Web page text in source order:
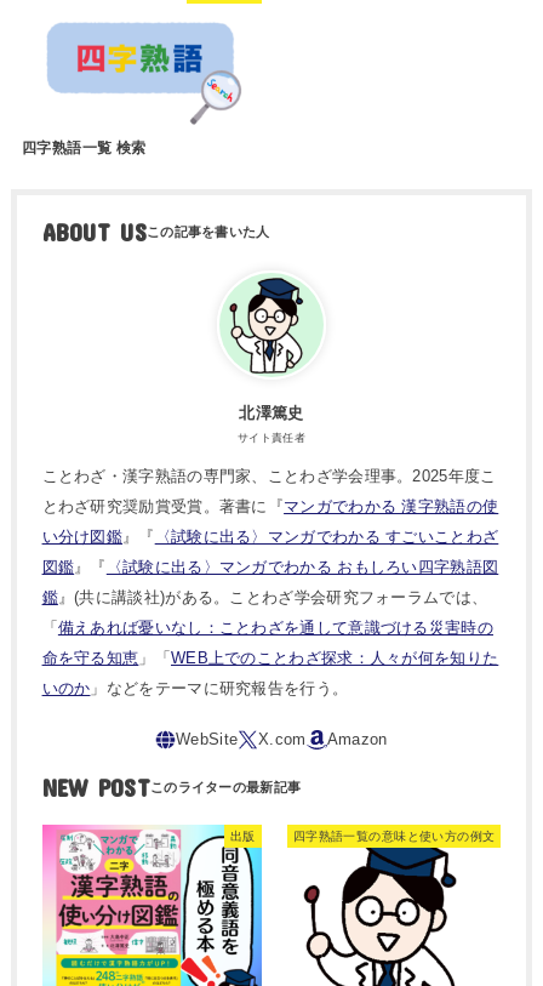
四字熟語一覧 検索
ABOUT US
北澤篤史
サイト責任者
ことわざ・漢字熟語の専門家、ことわざ学会理事。2025年度こ
とわざ研究奨励賞受賞。著書に『マンガでわかる 漢字熟語の使
い分け図鑑』『
〈試験に出る〉マンガでわかる すごいことわざ
図鑑』『
〈試験に出る〉マンガでわかる おもしろい四字熟語図
鑑』(共に講談社)がある。ことわざ学会研究フォーラムでは、
「 備えあれば憂いなし：ことわざを通して意識づける災害時の
命を守る知恵 」「 WEB上でのことわざ探求：人々が何を知りた
いのか 」などをテーマに研究報告を行う。
NEW POST
出版 四字熟語一覧の意味と使い方の例文